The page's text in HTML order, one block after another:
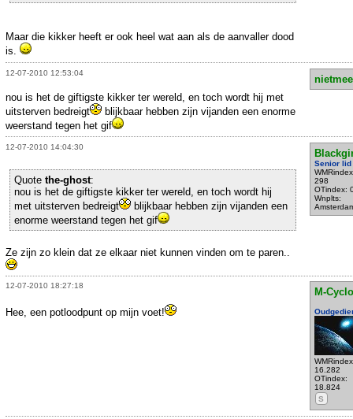
Maar die kikker heeft er ook heel wat aan als de aanvaller dood
is.
12-07-2010 12:53:04
nou is het de giftigste kikker ter wereld, en toch wordt hij met
uitsterven bedreigt
blijkbaar hebben zijn vijanden een enorme
weerstand tegen het gif
12-07-2010 14:04:30
Senior lid
298
OTindex:
Wnplts:
Quote the-ghost:
nou is het de giftigste kikker ter wereld, en toch wordt hij
met uitsterven bedreigt
blijkbaar hebben zijn vijanden een
enorme weerstand tegen het gif
Ze zijn zo klein dat ze elkaar niet kunnen vinden om te paren..
12-07-2010 18:27:18
M-
16.282
OTindex:
18.824
S
Hee, een potloodpunt op mijn voet!